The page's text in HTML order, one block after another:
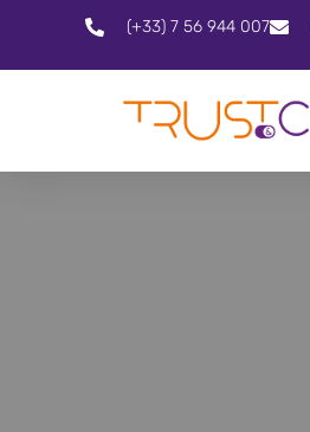
(+33) 7 56 944 007